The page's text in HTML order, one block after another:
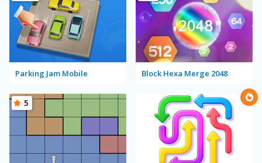
Parking Jam Mobile Block Hexa Merge 2048
5